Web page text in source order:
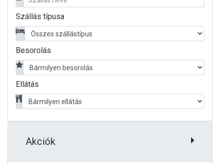
Szállás típusa
Besorolás
Ellátás
Akciók